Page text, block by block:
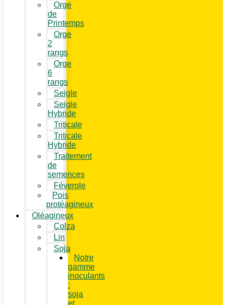
Orge
de
Printemps
Orge
2
rangs
Orge
6
rangs
Seigle
Seigle
Hybride
Triticale
Triticale
Hybride
Traitement
de
semences
Féverole
Pois
protéagineux
Oléagineux
Colza
Lin
Soja
Notre
gamme
inoculants
:
soja
et